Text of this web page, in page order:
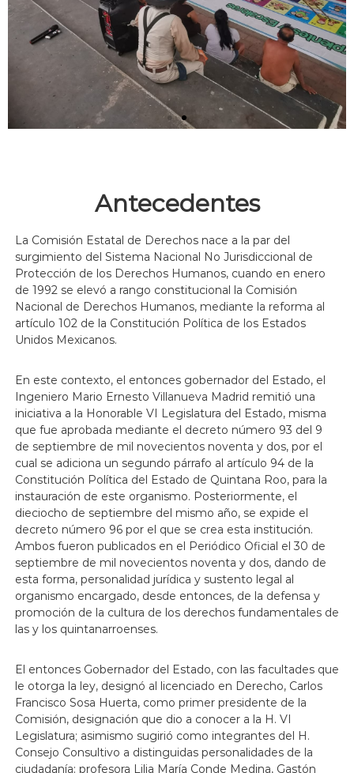
Antecedentes
La Comisión Estatal de Derechos nace a la par del
surgimiento del Sistema Nacional No Jurisdiccional de
Protección de los Derechos Humanos, cuando en enero
de 1992 se elevó a rango constitucional la Comisión
Nacional de Derechos Humanos, mediante la reforma al
artículo 102 de la Constitución Política de los Estados
Unidos Mexicanos.
En este contexto, el entonces gobernador del Estado, el
Ingeniero Mario Ernesto Villanueva Madrid remitió una
iniciativa a la Honorable VI Legislatura del Estado, misma
que fue aprobada mediante el decreto número 93 del 9
de septiembre de mil novecientos noventa y dos, por el
cual se adiciona un segundo párrafo al artículo 94 de la
Constitución Política del Estado de Quintana Roo, para la
instauración de este organismo. Posteriormente, el
dieciocho de septiembre del mismo año, se expide el
decreto número 96 por el que se crea esta institución.
Ambos fueron publicados en el Periódico Oficial el 30 de
septiembre de mil novecientos noventa y dos, dando de
esta forma, personalidad jurídica y sustento legal al
organismo encargado, desde entonces, de la defensa y
promoción de la cultura de los derechos fundamentales de
las y los quintanarroenses.
El entonces Gobernador del Estado, con las facultades que
le otorga la ley, designó al licenciado en Derecho, Carlos
Francisco Sosa Huerta, como primer presidente de la
Comisión, designación que dio a conocer a la H. VI
Legislatura; asimismo sugirió como integrantes del H.
Consejo Consultivo a distinguidas personalidades de la
ciudadanía: profesora Lilia María Conde Medina, Gastón